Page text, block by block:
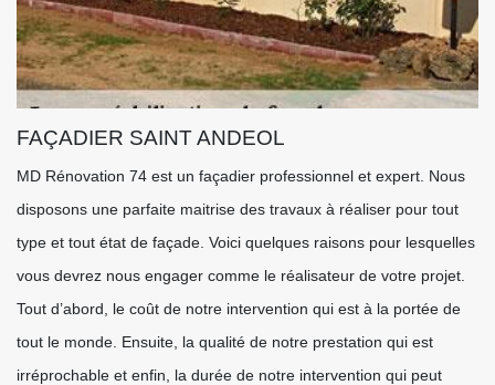
FAÇADIER SAINT ANDEOL
MD Rénovation 74 est un façadier professionnel et expert. Nous
disposons une parfaite maitrise des travaux à réaliser pour tout
type et tout état de façade. Voici quelques raisons pour lesquelles
vous devrez nous engager comme le réalisateur de votre projet.
Tout d’abord, le coût de notre intervention qui est à la portée de
tout le monde. Ensuite, la qualité de notre prestation qui est
irréprochable et enfin, la durée de notre intervention qui peut